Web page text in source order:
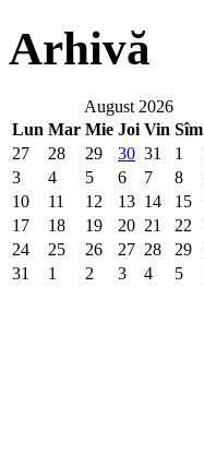
Arhivă
August 2026
Lun Mar Mie Joi Vin Sîm
27
28 29 30 31 1
3
4 5 6 7 8
10
11 12 13 14 15
17
18 19 20 21 22
24
25 26 27 28 29
31
1 2 3 4 5